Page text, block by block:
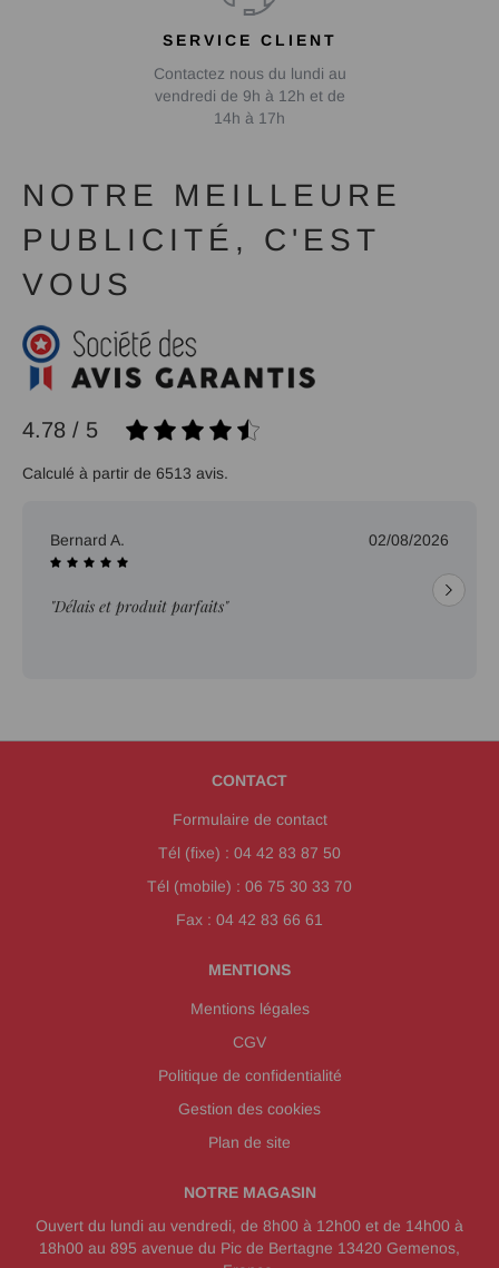
SERVICE CLIENT
Contactez nous du lundi au
vendredi de 9h à 12h et de
14h à 17h
NOTRE MEILLEURE
PUBLICITÉ, C'EST
VOUS
4.78 / 5
Calculé à partir de 6513 avis.
Bernard A. 02/08/2026
"Délais et produit parfaits"
CONTACT
Formulaire de contact
Tél (fixe) : 04 42 83 87 50
Tél (mobile) : 06 75 30 33 70
Fax : 04 42 83 66 61
MENTIONS
Mentions légales
CGV
Politique de confidentialité
Gestion des cookies
Plan de site
NOTRE MAGASIN
Ouvert du lundi au vendredi, de 8h00 à 12h00 et de 14h00 à
18h00 au 895 avenue du Pic de Bertagne 13420 Gemenos,